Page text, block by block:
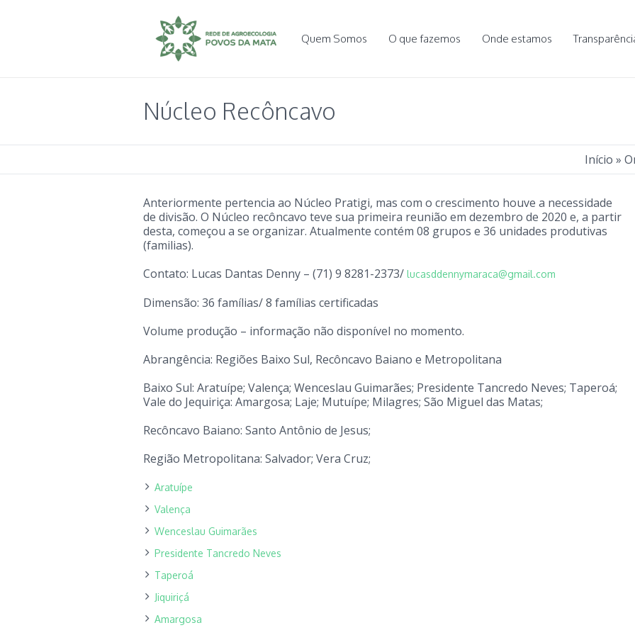
Quem Somos O que fazemos Onde estamos
Núcleo Recôncavo
Início »
Anteriormente pertencia ao Núcleo Pratigi, mas com o crescimento houve a necessidade
de divisão. O Núcleo recôncavo teve sua primeira reunião em dezembro de 2020 e, a partir
desta, começou a se organizar. Atualmente contém 08 grupos e 36 unidades produtivas
(familias).
Contato: Lucas Dantas Denny – (71) 9 8281-2373/ lucasddennymaraca@gmail.com
Dimensão: 36 famílias/ 8 famílias certificadas
Volume produção – informação não disponível no momento.
Abrangência: Regiões Baixo Sul, Recôncavo Baiano e Metropolitana
Baixo Sul: Aratuípe; Valença; Wenceslau Guimarães; Presidente Tancredo Neves; Taperoá;
Vale do Jequiriça: Amargosa; Laje; Mutuípe; Milagres; São Miguel das Matas;
Recôncavo Baiano: Santo Antônio de Jesus;
Região Metropolitana: Salvador; Vera Cruz;
Aratuípe
Valença
Wenceslau Guimarães
Presidente Tancredo Neves
Taperoá
Jiquiriçá
Amargosa